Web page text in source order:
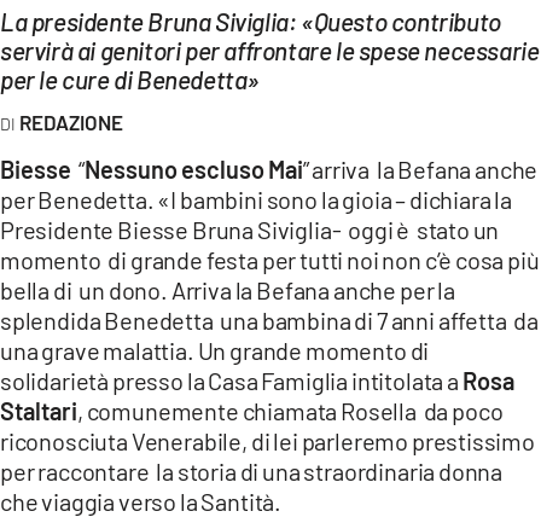
LAC NETWORK
LAC ONAIR
Network
LACPLAY.IT
LACTV.IT
LACONAIR.IT
LACITYMAG.IT
ILREGGINO.IT
COSENZACHANNEL.IT
La presidente Bruna Siviglia: «Questo contributo
servirà ai genitori per affrontare le spese necessarie
per le cure di Benedetta»
REDAZIONE
Biesse “Nessuno escluso Mai” arriva la Befana anche
per Benedetta. «I bambini sono la gioia – dichiara la
Presidente Biesse Bruna Siviglia- oggi è stato un
momento di grande festa per tutti noi non c’è cosa più
bella di un dono. Arriva la Befana anche per la
splendida Benedetta una bambina di 7 anni affetta da
una grave malattia. Un grande momento di
solidarietà presso la Casa Famiglia intitolata a Rosa
Staltari, comunemente chiamata Rosella da poco
riconosciuta Venerabile, di lei parleremo prestissimo
per raccontare la storia di una straordinaria donna
che viaggia verso la Santità.